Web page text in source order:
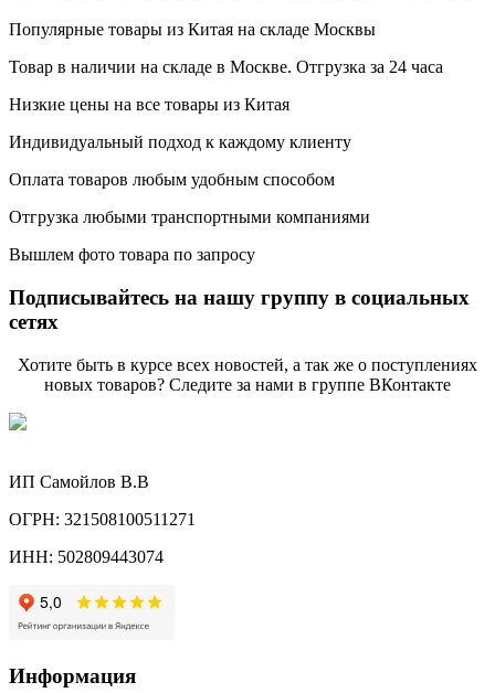
Популярные товары из Китая на складе Москвы
Товар в наличии на складе в Москве. Отгрузка за 24 часа
Низкие цены на все товары из Китая
Индивидуальный подход к каждому клиенту
Оплата товаров любым удобным способом
Отгрузка любыми транспортными компаниями
Вышлем фото товара по запросу
Подписывайтесь на нашу группу в социальных
сетях
Хотите быть в курсе всех новостей, а так же о поступлениях
новых товаров? Следите за нами в группе ВКонтакте
ИП Самойлов В.В
ОГРН: 321508100511271
ИНН: 502809443074
Информация